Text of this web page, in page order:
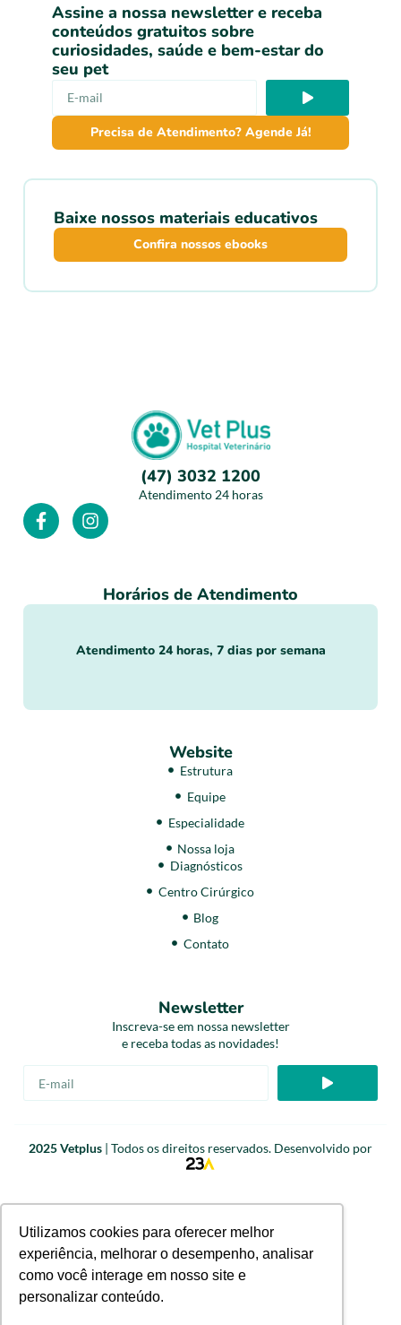
Utilizamos cookies para oferecer melhor
experiência, melhorar o desempenho, analisar
como você interage em nosso site e
personalizar conteúdo.
Assine a nossa newsletter e receba
conteúdos gratuitos sobre
curiosidades, saúde e bem-estar do
seu pet
Precisa de Atendimento? Agende Já!
Baixe nossos materiais educativos
Confira nossos ebooks
(47) 3032 1200
Atendimento 24 horas
Horários de Atendimento
Atendimento 24 horas, 7 dias por semana
Website
Estrutura
Equipe
Especialidade
Nossa loja
Diagnósticos
Centro Cirúrgico
Blog
Contato
Newsletter
Inscreva-se em nossa newsletter
e receba todas as novidades!
2025 Vetplus | Todos os direitos reservados. Desenvolvido por